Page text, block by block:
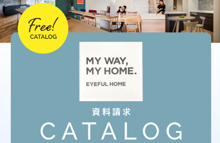
2025年11月
2025年10月
2025年9月
2025年5月